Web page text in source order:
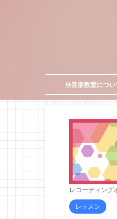
当音楽教室につい
レコーディング
レッスン